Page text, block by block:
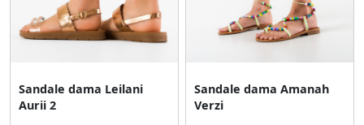
Sandale dama Leilani
Aurii 2
Sandale dama Amanah
Verzi